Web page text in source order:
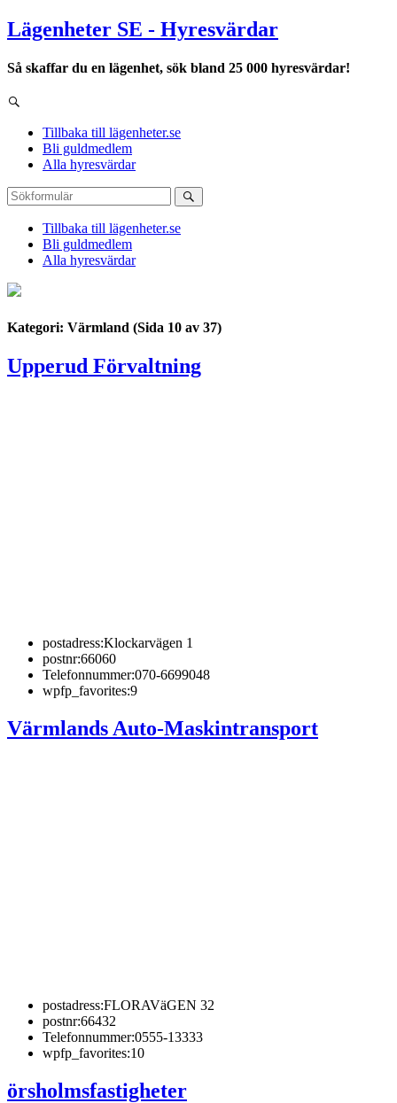
Lägenheter SE - Hyresvärdar
Så skaffar du en lägenhet, sök bland 25 000 hyresvärdar!
Tillbaka till lägenheter.se
Bli guldmedlem
Alla hyresvärdar
Tillbaka till lägenheter.se
Bli guldmedlem
Alla hyresvärdar
Kategori: Värmland (Sida 10 av 37)
Upperud Förvaltning
postadress:Klockarvägen 1
postnr:66060
Telefonnummer:070-6699048
wpfp_favorites:9
Värmlands Auto-Maskintransport
postadress:FLORAVäGEN 32
postnr:66432
Telefonnummer:0555-13333
wpfp_favorites:10
örsholmsfastigheter